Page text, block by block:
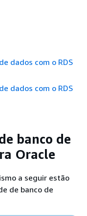
dados com o RDS
dados com o RDS
banco de
Oracle
a seguir estão
de banco de